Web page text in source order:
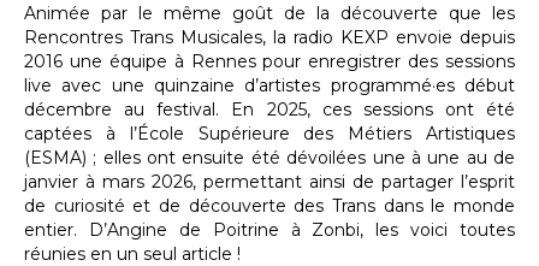
Animée par le même goût de la découverte que les
Rencontres Trans Musicales, la radio KEXP envoie depuis
2016 une équipe à Rennes pour enregistrer des sessions
live avec une quinzaine d’artistes programmé·es début
décembre au festival. En 2025, ces sessions ont été
captées à l’École Supérieure des Métiers Artistiques
(ESMA) ; elles ont ensuite été dévoilées une à une au de
janvier à mars 2026, permettant ainsi de partager l’esprit
de curiosité et de découverte des Trans dans le monde
entier. D’Angine de Poitrine à Zonbi, les voici toutes
réunies en un seul article !